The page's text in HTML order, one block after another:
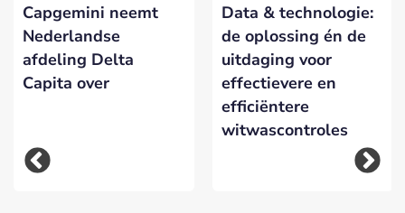
Capgemini neemt
Nederlandse
afdeling Delta
Capita over
Data & technologie:
de oplossing én de
uitdaging voor
effectievere en
efficiëntere
witwascontroles